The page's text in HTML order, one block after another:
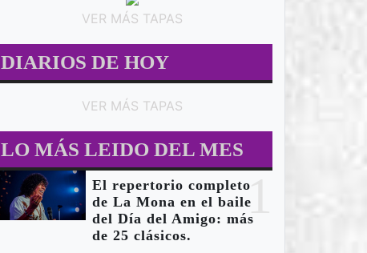
VER MÁS TAPAS
DIARIOS DE HOY
VER MÁS TAPAS
LO MÁS LEIDO DEL MES
1
El repertorio completo
de La Mona en el baile
del Día del Amigo: más
de 25 clásicos.